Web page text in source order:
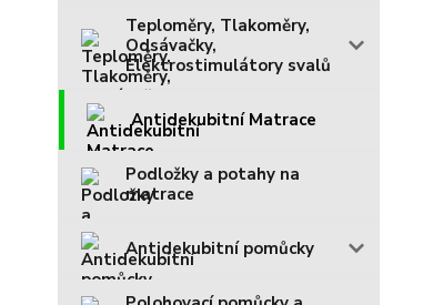
Teploměry, Tlakoměry,
Odsávačky,
Elektrostimulátory svalů
Antidekubitní Matrace
Podložky a potahy na
matrace
Antidekubitní pomůcky